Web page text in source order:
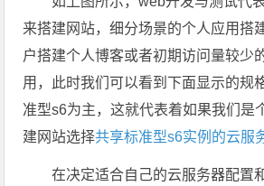
来搭建网站，细分场景的个人应用搭
户搭建个人博客或者初期访问量较少
用，此时我们可以看到下面显示的规
准型s6为主，这就代表着如果我们是
建网站选择共享标准型s6实例的云服
在决定适合自己的云服务器配置